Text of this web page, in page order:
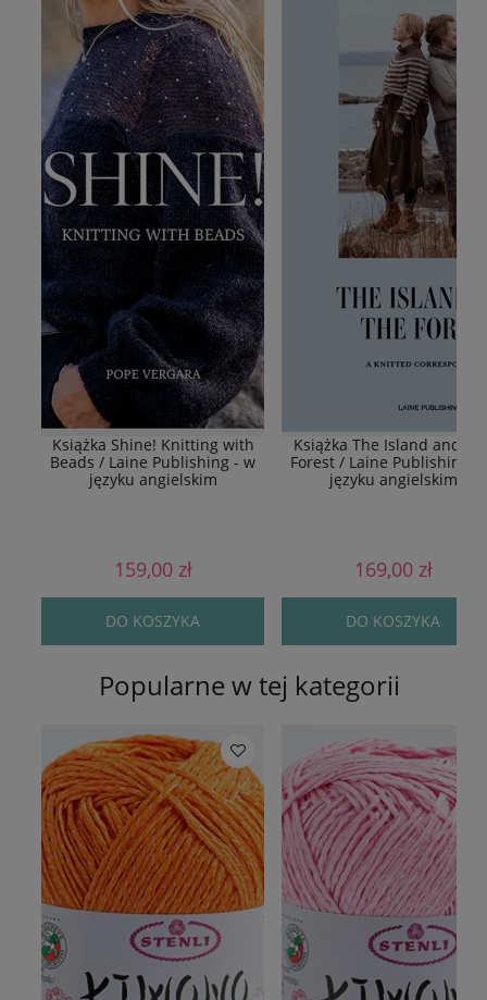
Książka Shine! Knitting with
Beads / Laine Publishing - w
języku angielskim
159,00 zł
DO KOSZYKA
Książka The Island and
Forest / Laine Publishing -
języku angielskim
169,00 zł
DO KOSZYKA
Popularne w tej kategorii